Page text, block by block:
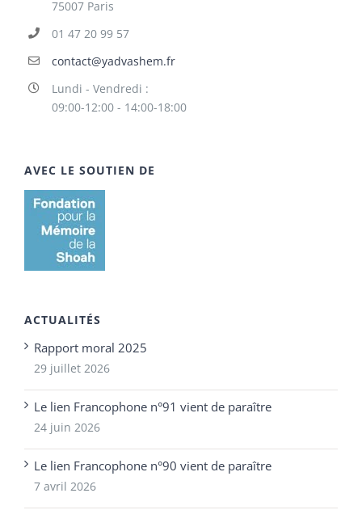
75007 Paris
01 47 20 99 57
contact@yadvashem.fr
Lundi - Vendredi :
09:00-12:00 - 14:00-18:00
AVEC LE SOUTIEN DE
ACTUALITÉS
Rapport moral 2025
29 juillet 2026
Le lien Francophone n°91 vient de paraître
24 juin 2026
Le lien Francophone n°90 vient de paraître
7 avril 2026